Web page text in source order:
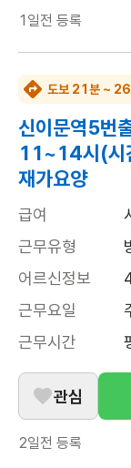
1일전 등록
도보 21분 ~ 26
신이문역5번
11~14시(시
재가요양
급여
근무유형
어르신정보
근무요일
근무시간
관심
2일전 등록